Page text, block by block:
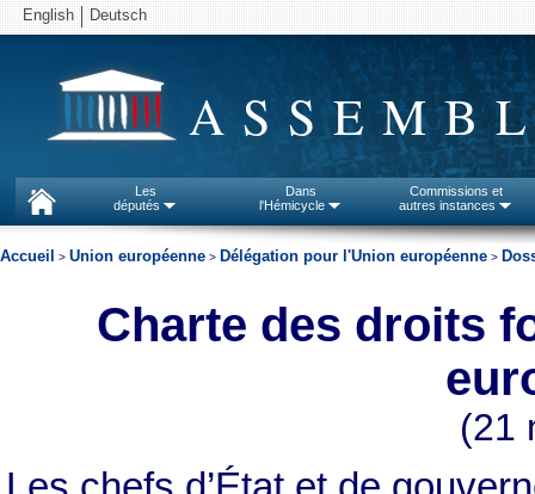
English Deutsch
Les
députés
Dans
l'Hémicycle
Commissions et
autres instances
Accueil > Union européenne > Délégation pour l'Union européenne >
Charte des droits
(21